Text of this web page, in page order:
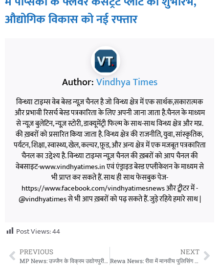
औद्योगिक विकास को नई रफ्तार
Author:Vindhya Times
विन्ध्या टाइम्स वेब बेस्ड न्यूज़ चैनल है जो विन्ध्य क्षेत्र में एक सार्थक,सकारात्मक
और प्रभावी रिसर्च बेस्ड पत्रकारिता के लिए अपनी जाना जाता है.चैनल के माध्यम
से न्यूज़ बुलेटिन, न्यूज़ स्टोरी, डाक्यूमेंट्री फिल्म के साथ-साथ विन्ध्य क्षेत्र और मप्र.
की ख़बरों को प्रसारित किया जाता है. विन्ध्य क्षेत्र की राजनीति, युवा, सांस्कृतिक,
पर्यटन, शिक्षा, स्वास्थ्य, खेल, कल्चर, फ़ूड, और अन्य क्षेत्र में एक मजबूत पत्रकारिता
चैनल का उद्देश्य है. विन्ध्या टाइम्स न्यूज़ चैनल की ख़बरों को आप चैनल की
वेबसाइट-www.vindhyatimes.in एवं एंड्राइड बेस्ड एप्लीकेशन के माध्यम से
भी प्राप्त कर सकते हैं. साथ ही साथ फेसबुक पेज-
https://www.facebook.com/vindhyatimesnews और ट्वीटर में -
@vindhyatimes से भी आप ख़बरों को पढ़ सकते हैं. जुड़े रहिये हमारे साथ |
Post Views:44
PREVIOUS
MP News: उज्जैन के विक्रम उद्योगपुरी में पेप्सिको के फ्लेवर कंसंट्रेट प्लांट का शुभारंभ, औद्योगिक विकास को नई रफ्तार
NEXT
Rewa News: रीवा में मानवीय पुलिसिंग की मिसाल, नाले में गिरी गाय का सफल रेस्क्यू